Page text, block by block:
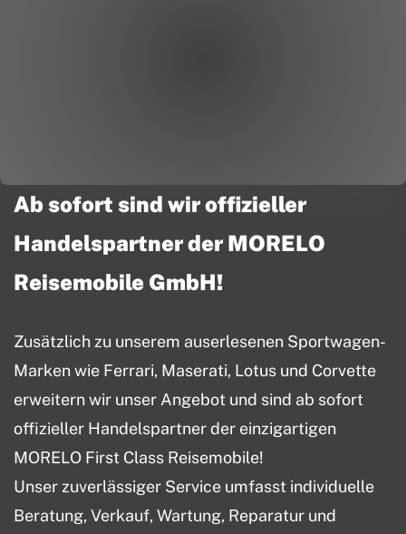
Ab sofort sind wir offizieller
Handelspartner der MORELO
Reisemobile GmbH!
Zusätzlich zu unserem auserlesenen Sportwagen-
Marken wie Ferrari, Maserati, Lotus und Corvette
erweitern wir unser Angebot und sind ab sofort
offizieller Handelspartner der einzigartigen
MORELO First Class Reisemobile!
Unser zuverlässiger Service umfasst individuelle
Beratung, Verkauf, Wartung, Reparatur und